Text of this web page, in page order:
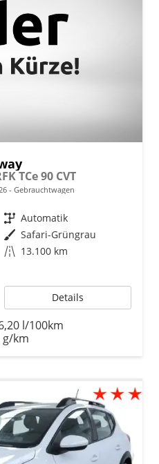
TCe 90 CVT
Gebrauchtwagen
Getriebe Automatik
Außenfarbe Safari-Grüngrau
Kilometerstand 13.100 km
Details
l/100km
g/km